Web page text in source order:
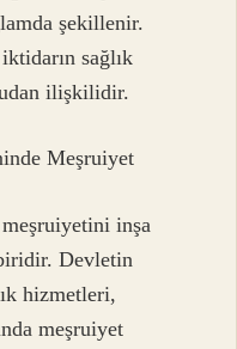
şekillenir.
sağlık
ilişkilidir.
Meşruiyet
inşa
Devletin
hizmetleri,
meşruiyet